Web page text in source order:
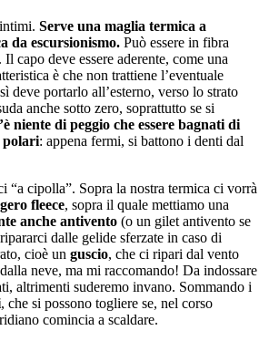
Serve una maglia termica a
da escursionismo. Può essere in fibra
capo deve essere aderente, come una
è che non trattiene l’eventuale
deve portarlo all’esterno, verso lo strato
anche sotto zero, soprattutto se si
niente di peggio che essere bagnati di
polari: appena fermi, si battono i denti dal
“a cipolla”. Sopra la nostra termica ci vorrà
fleece, sopra il quale mettiamo una
anche antivento (o un gilet antivento se
dalle gelide sferzate in caso di
cioè un guscio, che ci ripari dal vento
neve, ma mi raccomando! Da indossare
altrimenti suderemo invano. Sommando i
, che si possono togliere se, nel corso
comincia a scaldare.